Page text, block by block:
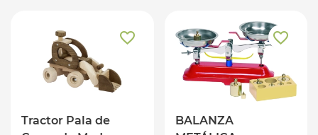
Tractor Pala de
BALANZA